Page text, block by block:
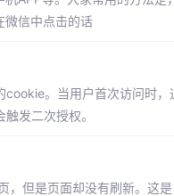
微信中点击的话
。当用户首次访问时
发二次授权。
但是页面却没有刷新。这